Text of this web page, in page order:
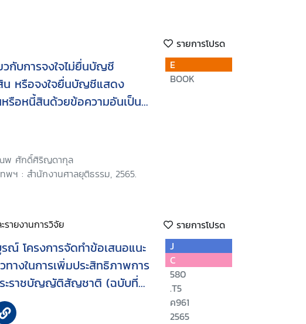
รายการโปรด
วกับการจงใจไม่ยื่นบัญชี
น หรือจงใจยื่นบัญชีแสดง
รือหนี้สินด้วยข้อความอันเป็น
จจริงที่ควรแจ้งให้ทราบของผู้
ผู้บริหารท้องถิ่นผู้ช่วยผู้บริหาร
สภาองค์กรปกครองส่วนท้อง
พ ศักดิ์ศิริญดากุล
พฯ : สํานักงานศาลยุติธรรม, 2565.
E
BOOK
ายงานการวิจัย รายการโปรด
ณ์ โครงการจัดทำข้อเสนอแนะ
างในการเพิ่มประสิทธิภาพการ
ะราชบัญญัติสัญชาติ (ฉบับที่
ส่งเสริมและคุ้มครองสิทธิ
J
C
580
.T5
ค961
2565